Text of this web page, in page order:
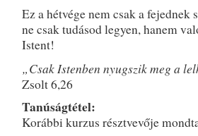
Ez a hétvége nem csak a fejednek
ne csak tudásod legyen, hanem
Istent!
„Csak Istenben nyugszik meg a
Zsolt 6,26
Tanúságtétel:
Korábbi kurzus résztvevője